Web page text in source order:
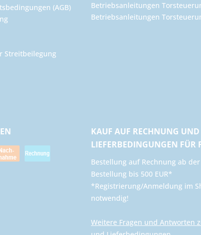
(AGB)
Streitbeilegung
Betriebsanleitungen
Betriebsanleitungen
KAUF AUF RECHNUNG UND
LIEFERBEDINGUNGEN FÜR
​Bestellung auf Rechnung ab
Bestellung bis 500 EUR*
*Registrierung/Anmeldung im
notwendig!
Weitere Fragen und Antworten